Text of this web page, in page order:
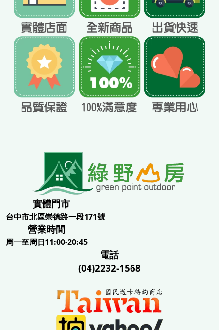
實體門市
台中市北區崇德路一段171號
營業時間
周一至周日11:00-20:45
電話
(04)2232-1568